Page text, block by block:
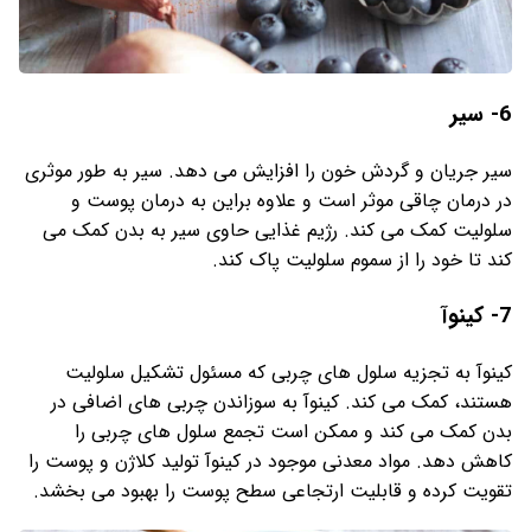
6- سیر
سیر جریان و گردش خون را افزایش می دهد. سیر به طور موثری
در درمان چاقی موثر است و علاوه براین به درمان پوست و
سلولیت کمک می کند. رژیم غذایی حاوی سیر به بدن کمک می
کند تا خود را از سموم سلولیت پاک کند.
7- کینوآ
کینوآ به تجزیه سلول های چربی که مسئول تشکیل سلولیت
هستند، کمک می کند. کینوآ به سوزاندن چربی های اضافی در
بدن کمک می کند و ممکن است تجمع سلول های چربی را
کاهش دهد. مواد معدنی موجود در کینوآ تولید کلاژن و پوست را
تقویت کرده و قابلیت ارتجاعی سطح پوست را بهبود می بخشد.